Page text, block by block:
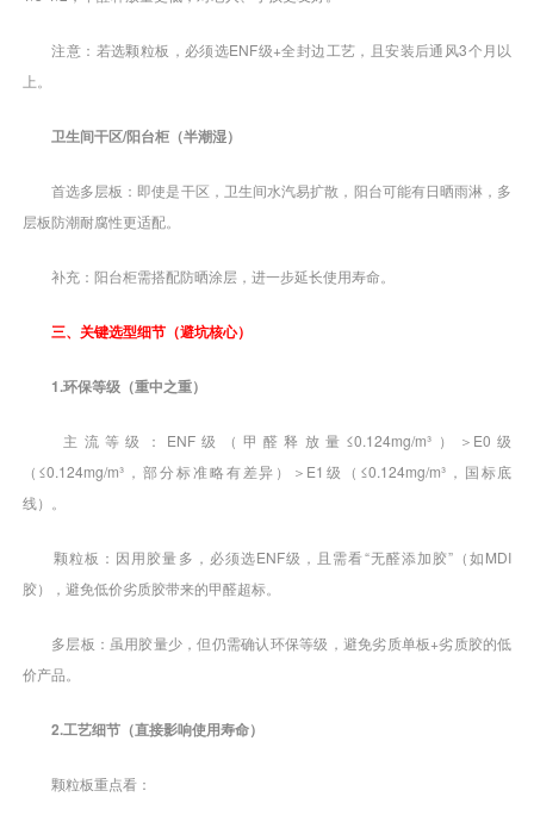
注意：若选颗粒板，必须选ENF级+全封边工艺，且安装后通风3个月以
上。
卫生间干区/阳台柜（半潮湿）
首选多层板：即使是干区，卫生间水汽易扩散，阳台可能有日晒雨淋，多
层板防潮耐腐性更适配。
补充：阳台柜需搭配防晒涂层，进一步延长使用寿命。
三、关键选型细节（避坑核心）
1.环保等级（重中之重）
主流等级：ENF级（甲醛释放量≤0.124mg/m³）＞E0级
（≤0.124mg/m³，部分标准略有差异）＞E1级（≤0.124mg/m³，国标底
线）。
颗粒板：因用胶量多，必须选ENF级，且需看“无醛添加胶”（如MDI
胶），避免低价劣质胶带来的甲醛超标。
多层板：虽用胶量少，但仍需确认环保等级，避免劣质单板+劣质胶的低
价产品。
2.工艺细节（直接影响使用寿命）
颗粒板重点看：